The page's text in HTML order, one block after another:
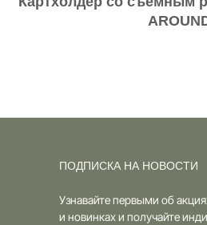
Узнавайте первыми об
и новинках и получайте
ПОДПИСКА НА НОВОСТИ